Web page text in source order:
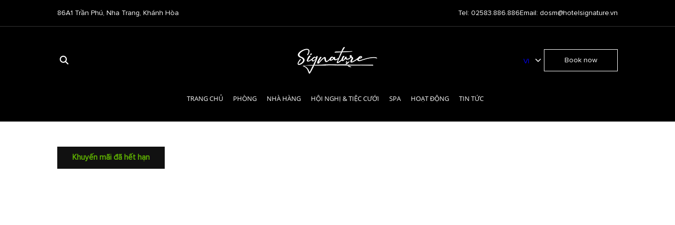
86A1 Trần Phú, Nha Trang, Khánh Hòa Tel: 02583.886.886Email: dosm@hotelsignature.vn
VI
Book now
TRANG CHỦ PHÒNG NHÀ HÀNG HỘI NGHỊ & TIỆC CƯỚI SPA HOẠT ĐỘNG TIN TỨC
Khuyến mãi đã hết hạn